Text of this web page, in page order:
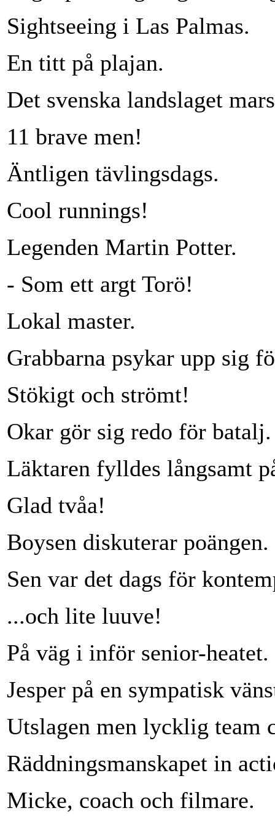
Sightseeing i Las Palmas.
En titt på plajan.
Det svenska landslaget
11 brave men!
Äntligen tävlingsdags.
Cool runnings!
Legenden Martin Potter.
- Som ett argt Torö!
Lokal master.
Grabbarna psykar upp sig
Stökigt och strömt!
Okar gör sig redo för batalj.
Läktaren fylldes långsamt
Glad tvåa!
Boysen diskuterar poängen.
Sen var det dags för
...och lite luuve!
På väg i inför senior-heatet.
Jesper på en sympatisk
Utslagen men lycklig team
Räddningsmanskapet in
Micke, coach och filmare.